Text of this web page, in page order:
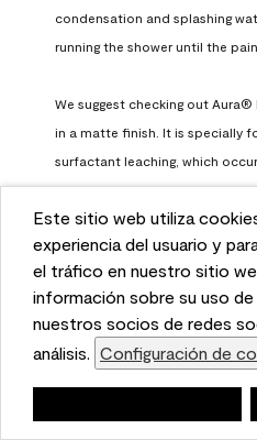
This website uses cookies
and to analyze performance
We also share information
with our social media,
partners. Cookie Settings
Este sitio web utiliza
experiencia del usuario y
el tráfico en nuestro sitio
información sobre su uso
nuestros socios de redes
análisis. Configuración de
condensation and splashing
running the shower until the
We suggest checking out Aura®
in a matte finish. It is specially
surfactant leaching, which
have enough time to fully cure
high humidity. To learn more,
https://
paints-stains/product-catalog/
paint
Benjamin Moore Support
a month ago